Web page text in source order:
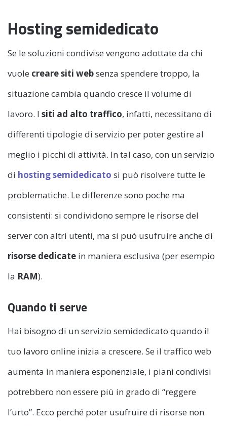
Hosting semidedicato
Se le soluzioni condivise vengono adottate da chi
vuole creare siti websenza spendere troppo, la
situazione cambia quando cresce il volume di
lavoro. I siti ad alto traffico, infatti, necessitano di
differenti tipologie di servizio per poter gestire al
meglio i picchi di attività. In tal caso, con un servizio
di hosting semidedicato si può risolvere tutte le
problematiche. Le differenze sono poche ma
consistenti: si condividono sempre le risorse del
server con altri utenti, ma si può usufruire anche di
risorse dedicate in maniera esclusiva (per esempio
la RAM).
Quando ti serve
Hai bisogno di un servizio semidedicato quando il
tuo lavoro online inizia a crescere. Se il traffico web
aumenta in maniera esponenziale, i piani condivisi
potrebbero non essere più in grado di “reggere
l’urto”. Ecco perché poter usufruire di risorse non